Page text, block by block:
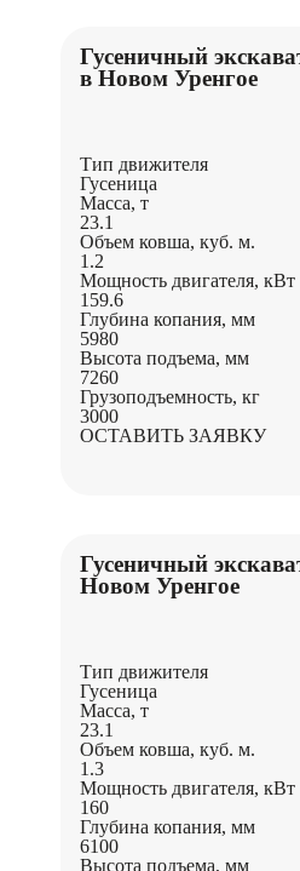
Гусеничный
в Новом Уренгое
Тип движителя
Гусеница
Масса, т
23.1
Объем ковша, куб. м.
1.2
Мощность двигателя, кВт
159.6
Глубина копания, мм
5980
Высота подъема, мм
7260
Грузоподъемность, кг
3000
ОСТАВИТЬ ЗАЯВКУ
Гусеничный
Новом Уренгое
Тип движителя
Гусеница
Масса, т
23.1
Объем ковша, куб. м.
1.3
Мощность двигателя, кВт
160
Глубина копания, мм
6100
Высота подъема, мм